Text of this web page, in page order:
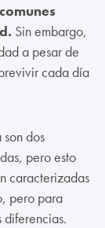
Sin embargo,
a pesar de
cada día
dos
pero esto
caracterizadas
pero para
diferencias.